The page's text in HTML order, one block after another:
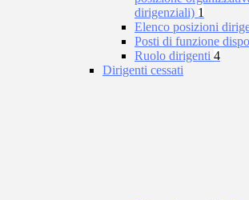
dirigenziali) 1
Elenco posizioni
Posti di funzione
Ruolo dirigenti 4
Dirigenti cessati